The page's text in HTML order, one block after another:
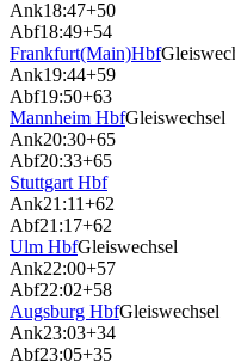
Ank18:47+50
Abf18:49+54
Frankfurt(Main)Hbf
Ank19:44+59
Abf19:50+63
Mannheim HbfGleiswechsel
Ank20:30+65
Abf20:33+65
Stuttgart Hbf
Ank21:11+62
Abf21:17+62
Ulm HbfGleiswechsel
Ank22:00+57
Abf22:02+58
Augsburg HbfGleiswechsel
Ank23:03+34
Abf23:05+35